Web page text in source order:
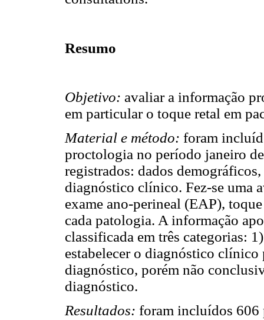
Resumo
Objetivo: avaliar a informação
em particular o toque retal em
Material e método: foram
proctologia no período janeiro
registrados: dados
diagnóstico clínico. Fez-se uma
exame ano-perineal (EAP),
cada patologia. A informação
classificada em três categorias:
estabelecer o diagnóstico
diagnóstico, porém não
diagnóstico.
Resultados: foram incluídos 606